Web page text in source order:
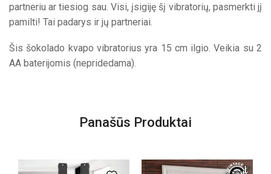
partneriu ar tiesiog sau. Visi, įsigiję šį vibratorių, pasmerkti jį
pamilti! Tai padarys ir jų partneriai.
Šis šokolado kvapo vibratorius yra 15 cm ilgio. Veikia su 2
AA baterijomis (nepridedama).
Panašūs Produktai